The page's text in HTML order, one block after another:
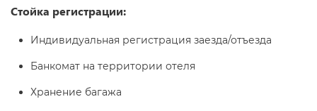
Стойка регистрации:
Индивидуальная регистрация заезда/отъезда
Банкомат на территории отеля
Хранение багажа